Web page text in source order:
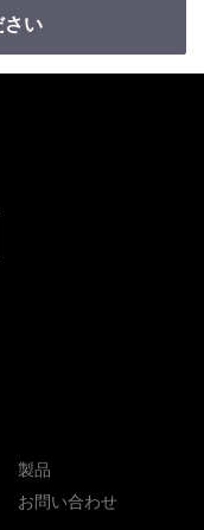
さい
製品
お問い合わせ